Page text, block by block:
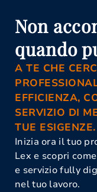
Non
quando
A TE CHE
EFFICIENZA,
SERVIZIO DI
TUE ESIGENZE.
Inizia ora il tuo
Lex e scopri
e servizio fully
nel tuo lavoro.